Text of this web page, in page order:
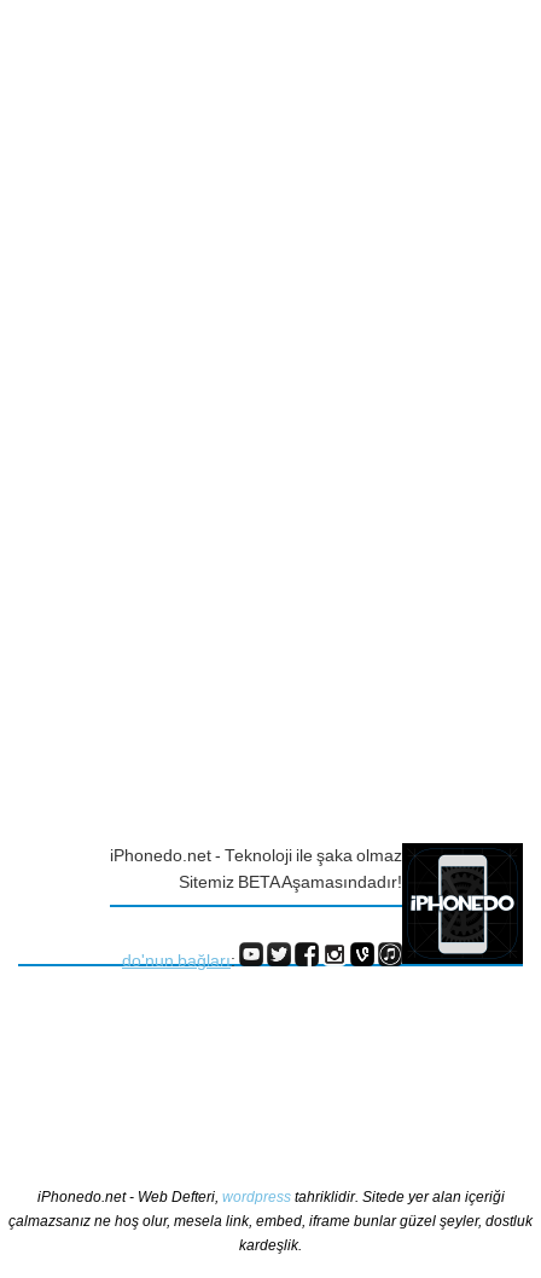
iPhonedo.net - Teknoloji ile şaka olmaz
Sitemiz BETA Aşamasındadır!
do'nun bağları:
iPhonedo.net - Web Defteri, wordpresstahriklidir. Sitede yer alan içeriği
çalmazsanız ne hoş olur, mesela link, embed, iframe bunlar güzel şeyler, dostluk
kardeşlik.